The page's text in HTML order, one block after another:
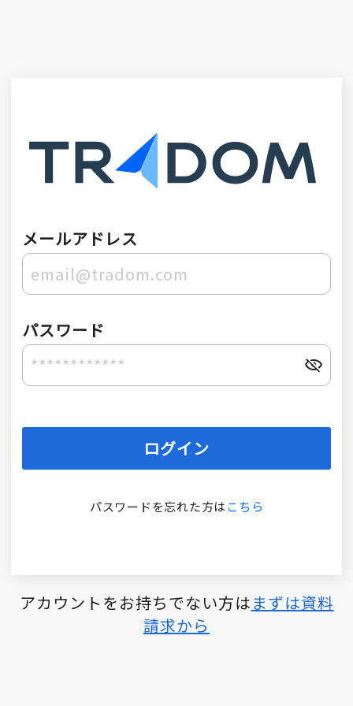
メールアドレス
パスワード
ログイン
パスワードを忘れた方はこちら
アカウントをお持ちでない方はまずは資料
請求から